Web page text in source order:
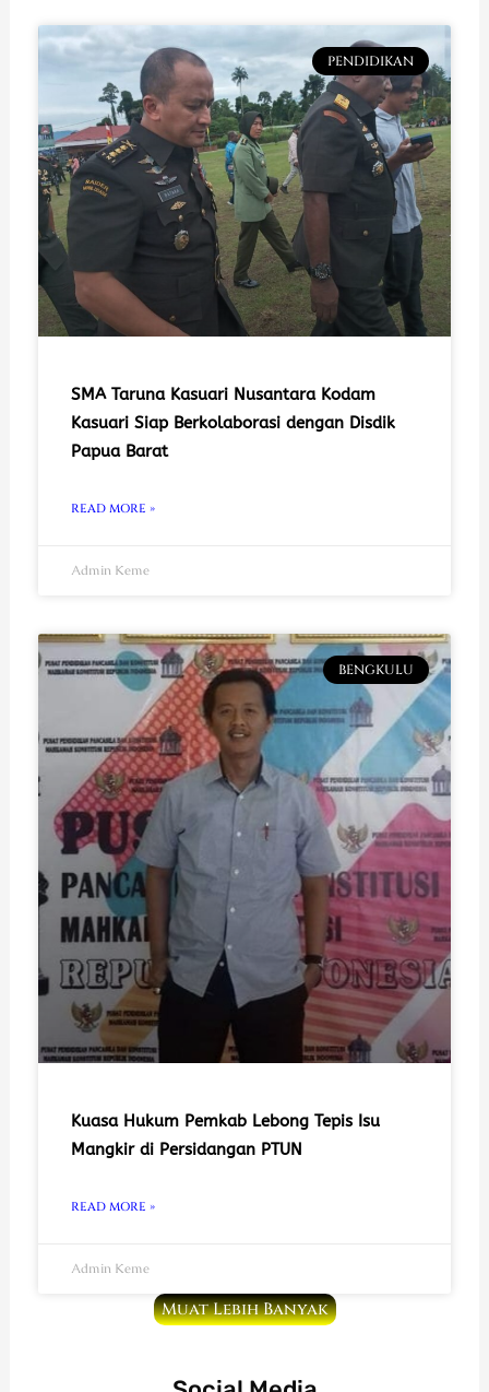
PENDIDIKAN
SMA Taruna Kasuari Nusantara Kodam
Kasuari Siap Berkolaborasi dengan Disdik
Papua Barat
READ MORE »
Admin Keme
BENGKULU
Kuasa Hukum Pemkab Lebong Tepis Isu
Mangkir di Persidangan PTUN
READ MORE »
Admin Keme
Muat Lebih Banyak